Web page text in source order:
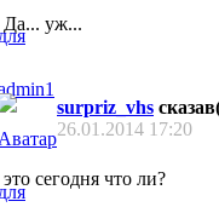
Да... уж...
surpriz_vhs
26.01.2014 17:20
это сегодня что ли?